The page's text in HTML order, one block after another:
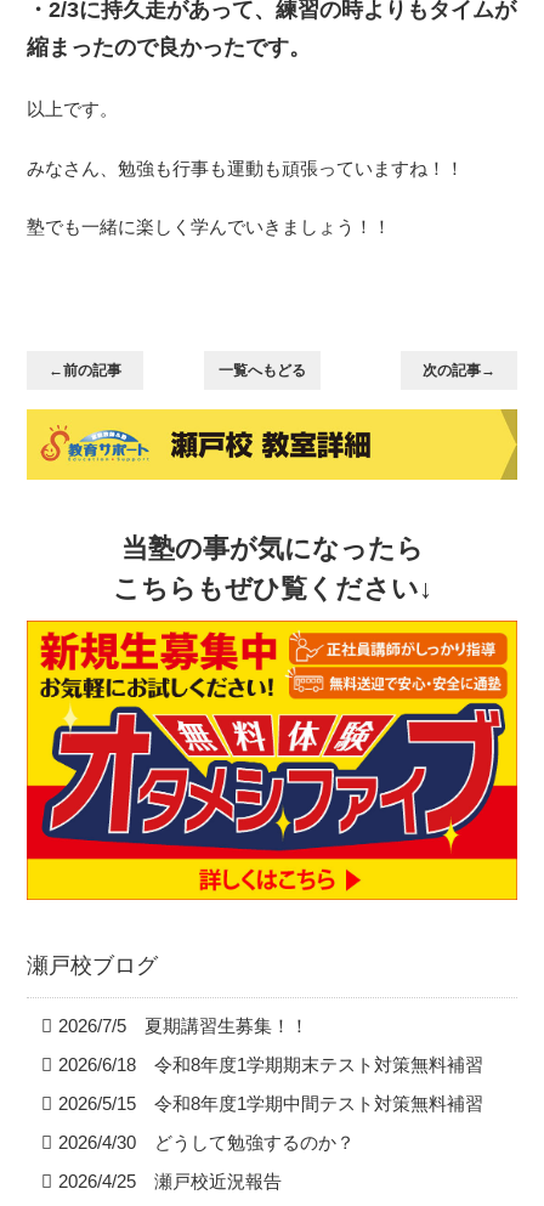
・2/3に持久走があって、練習の時よりもタイムが
縮まったので良かったです。
以上です。
みなさん、勉強も行事も運動も頑張っていますね！！
塾でも一緒に楽しく学んでいきましょう！！
←前の記事 一覧へもどる 次の記事→
当塾の事が気になったら
こちらもぜひ覧ください↓
瀬戸校ブログ
2026/7/5 夏期講習生募集！！
2026/6/18 令和8年度1学期期末テスト対策無料補習
2026/5/15 令和8年度1学期中間テスト対策無料補習
2026/4/30 どうして勉強するのか？
2026/4/25 瀬戸校近況報告